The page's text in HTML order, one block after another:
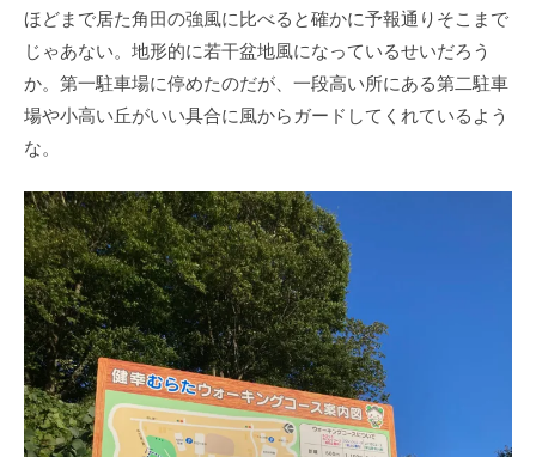
ほどまで居た角田の強風に比べると確かに予報通りそこまで
じゃあない。地形的に若干盆地風になっているせいだろう
か。第一駐車場に停めたのだが、一段高い所にある第二駐車
場や小高い丘がいい具合に風からガードしてくれているよう
な。